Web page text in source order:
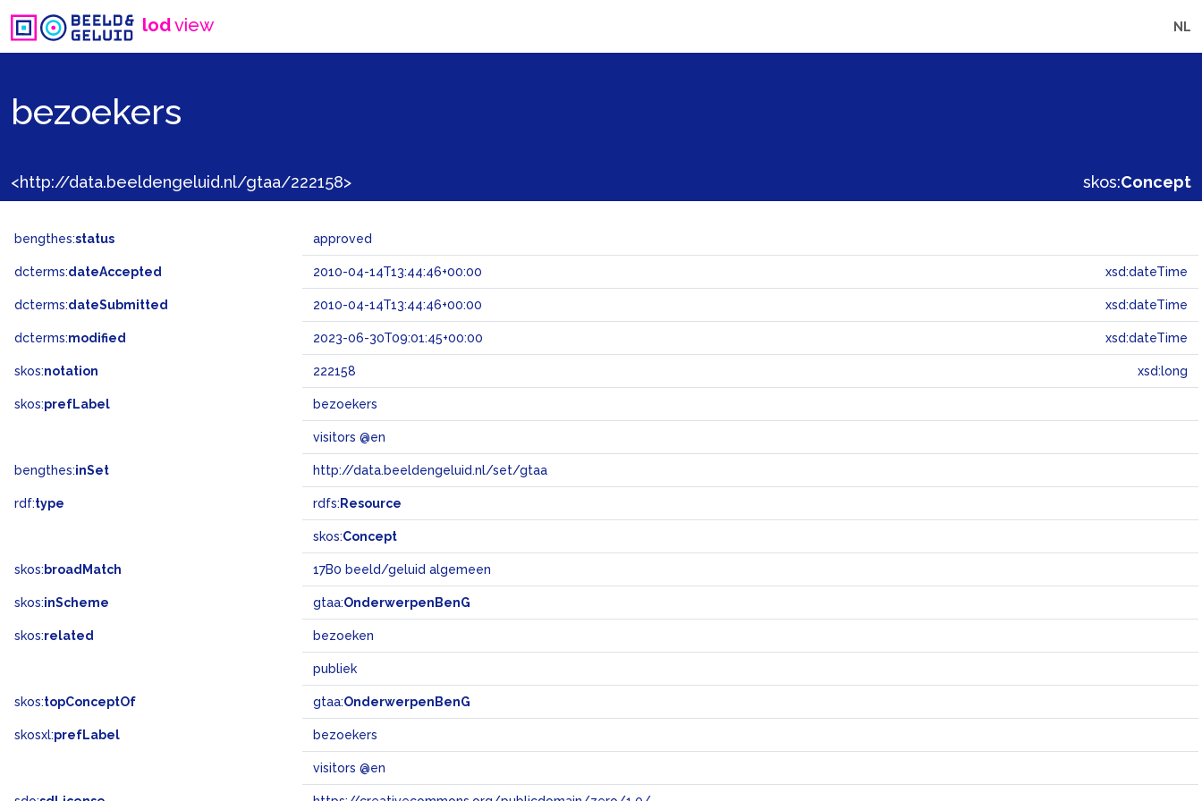
lodview NL
bezoekers
<http://data.beeldengeluid.nl/gtaa/222158> skos:Concept
bengthes:status approved
dcterms:dateAccepted 2010-04-14T13:44:46+00:00 xsd:dateTime
dcterms:dateSubmitted 2010-04-14T13:44:46+00:00 xsd:dateTime
dcterms:modified 2023-06-30T09:01:45+00:00 xsd:dateTime
skos:notation 222158 xsd:long
skos:prefLabel bezoekers
visitors @en
bengthes:inSet http://data.beeldengeluid.nl/set/gtaa
rdf:type rdfs: Resource
skos:Concept
skos: broadMatch 17B0 beeld/geluid algemeen
skos:inScheme gtaa:OnderwerpenBenG
skos:related bezoeken
publiek
skos:topConceptOf gtaa:OnderwerpenBenG
skosxl:prefLabel bezoekers
visitors @en